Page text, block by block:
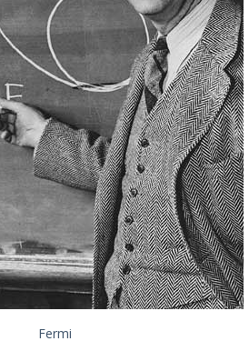
Fermi